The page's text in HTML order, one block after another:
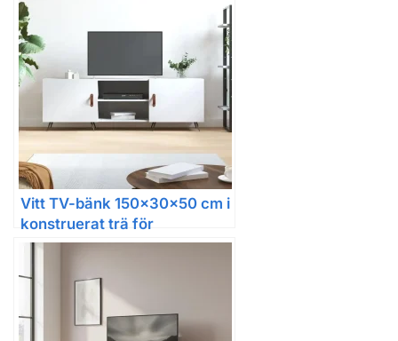
Vitt TV-bänk 150x30x50 cm i
konstruerat trä för
vardagsrum